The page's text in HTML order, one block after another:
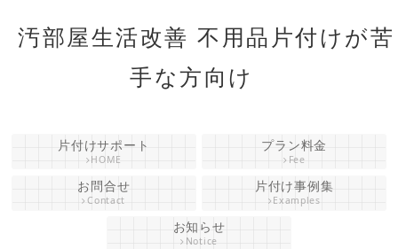
汚部屋生活改善 不用品片付けが苦
手な方向け
片付けサポート
HOME
プラン料金
Fee
お問合せ
Contact
片付け事例集
Examples
お知らせ
Notice